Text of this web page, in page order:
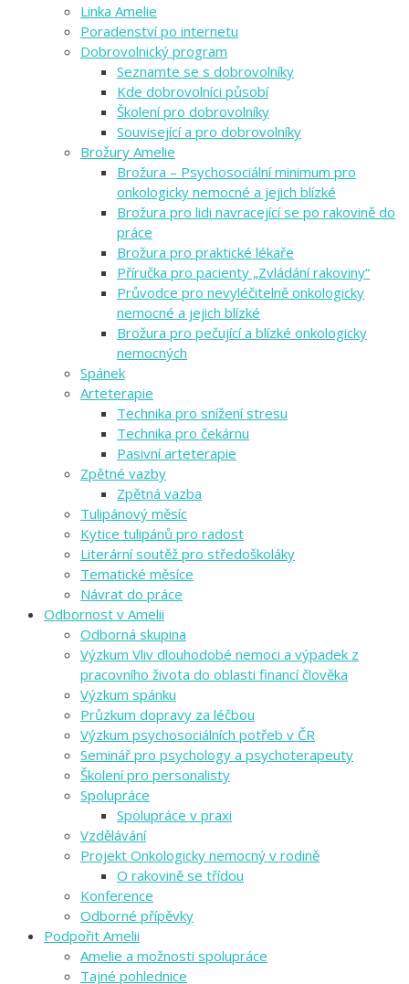
Linka Amelie
Poradenství po internetu
Dobrovolnický program
Seznamte se s dobrovolníky
Kde dobrovolníci působí
Školení pro dobrovolníky
Související a pro dobrovolníky
Brožury Amelie
Brožura – Psychosociální minimum pro
onkologicky nemocné a jejich blízké
Brožura pro lidi navracející se po rakovině do
práce
Brožura pro praktické lékaře
Příručka pro pacienty „Zvládání rakoviny“
Průvodce pro nevyléčitelně onkologicky
nemocné a jejich blízké
Brožura pro pečující a blízké onkologicky
nemocných
Spánek
Arteterapie
Technika pro snížení stresu
Technika pro čekárnu
Pasivní arteterapie
Zpětné vazby
Zpětná vazba
Tulipánový měsíc
Kytice tulipánů pro radost
Literární soutěž pro středoškoláky
Tematické měsíce
Návrat do práce
Odbornost v Amelii
Odborná skupina
Výzkum Vliv dlouhodobé nemoci a výpadek z
pracovního života do oblasti financí člověka
Výzkum spánku
Průzkum dopravy za léčbou
Výzkum psychosociálních potřeb v ČR
Seminář pro psychology a psychoterapeuty
Školení pro personalisty
Spolupráce
Spolupráce v praxi
Vzdělávání
Projekt Onkologicky nemocný v rodině
O rakovině se třídou
Konference
Odborné přípěvky
Podpořit Amelii
Amelie a možnosti spolupráce
Tajné pohlednice